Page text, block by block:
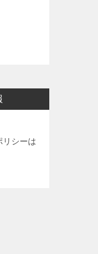
リシーは